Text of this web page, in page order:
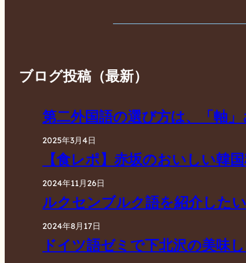
ブログ投稿（最新）
第二外国語の選び方は、「軸
2025年3月4日
【食レポ】赤坂のおいしい韓
2024年11月26日
ルクセンブルク語を紹介したい
2024年8月17日
ドイツ語ゼミで下北沢の美味